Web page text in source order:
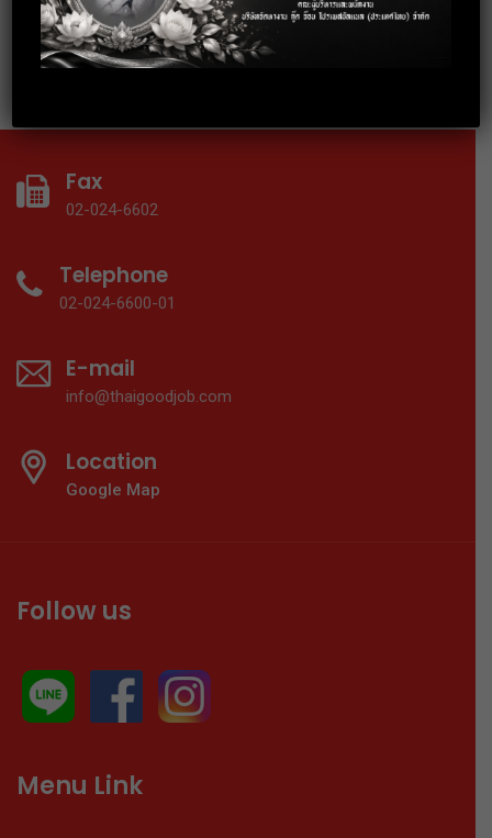
อบรมเทคนิคการทำงานร่วมกับคนทุก
Gen ให้ประสบความสำเร็จ
Fax
02-024-6602
Telephone
02-024-6600-01
E-mail
info@thaigoodjob.com
Location
Google Map
Follow us
Menu Link